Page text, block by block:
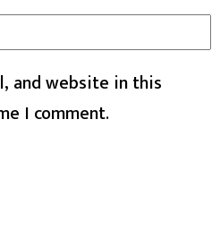
and website in this
I comment.